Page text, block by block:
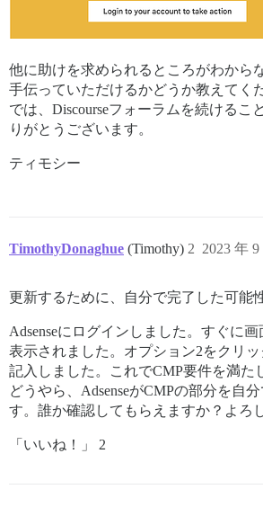
他に助けを求められるところがわから
手伝っていただけるかどうか教えてく
では、Discourseフォーラムを続けるこ
りがとうございます。
ティモシー
TimothyDonaghue (Timothy) 2023 年
2
更新するために、自分で完了した可能
Adsenseにログインしました。すぐに
表示されました。オプション2をクリ
記入しました。これでCMP要件を満た
どうやら、AdsenseがCMPの部分を自
す。誰か確認してもらえますか？よろ
「いいね！」 2